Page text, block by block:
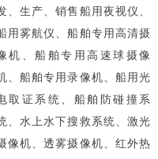
、生产、销售船用夜视仪、
用雾航仪、船舶专用高清摄
机、船舶专用高速球摄像
、船舶专用录像机、船用光
取证系统、船舶防碰撞系
、水上水下搜救系统、激光
像机、透雾摄像机、红外热